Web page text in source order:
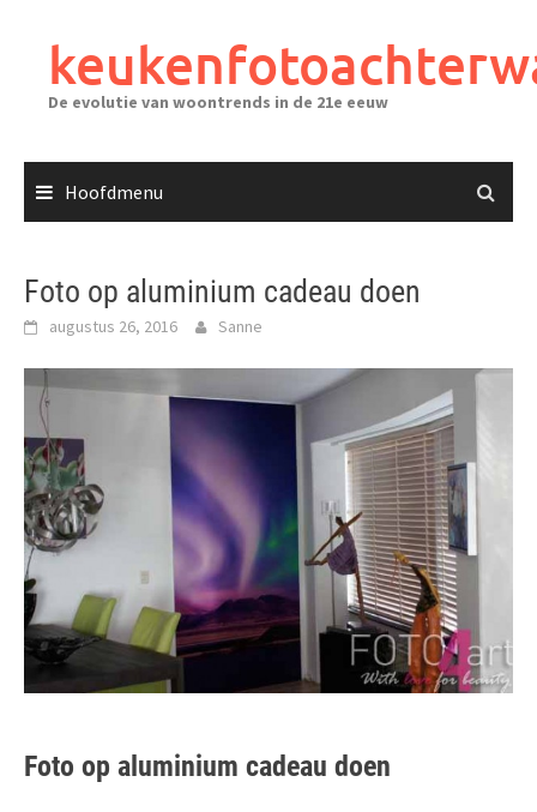
inhoudDe evolutie van woontrends in de 21e eeuw
Hoofdmenu
Foto op aluminium cadeau doen
augustus 26, 2016 Sanne
Foto op aluminium cadeau doen